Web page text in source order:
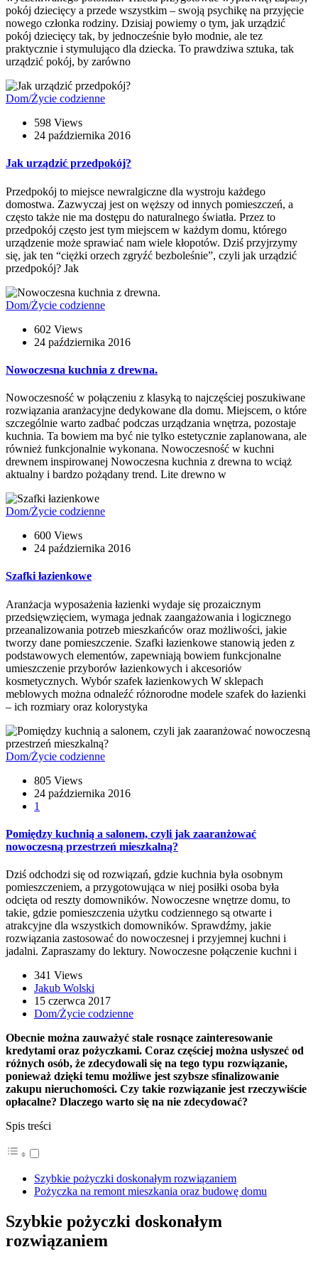
pokój dziecięcy a przede wszystkim – swoją psychikę na przyjęcie
nowego członka rodziny. Dzisiaj powiemy o tym, jak urządzić
pokój dziecięcy tak, by jednocześnie było modnie, ale tez
praktycznie i stymulująco dla dziecka. To prawdziwa sztuka, tak
urządzić pokój, by zarówno
Dom/Życie codzienne
598 Views
24 października 2016
Jak urządzić przedpokój?
Przedpokój to miejsce newralgiczne dla wystroju każdego
domostwa. Zazwyczaj jest on węższy od innych pomieszczeń, a
często także nie ma dostępu do naturalnego światła. Przez to
przedpokój często jest tym miejscem w każdym domu, którego
urządzenie może sprawiać nam wiele kłopotów. Dziś przyjrzymy
się, jak ten “ciężki orzech zgryźć bezboleśnie”, czyli jak urządzić
przedpokój? Jak
Dom/Życie codzienne
602 Views
24 października 2016
Nowoczesna kuchnia z drewna.
Nowoczesność w połączeniu z klasyką to najczęściej poszukiwane
rozwiązania aranżacyjne dedykowane dla domu. Miejscem, o które
szczególnie warto zadbać podczas urządzania wnętrza, pozostaje
kuchnia. Ta bowiem ma być nie tylko estetycznie zaplanowana, ale
również funkcjonalnie wykonana. Nowoczesność w kuchni
drewnem inspirowanej Nowoczesna kuchnia z drewna to wciąż
aktualny i bardzo pożądany trend. Lite drewno w
Dom/Życie codzienne
600 Views
24 października 2016
Szafki łazienkowe
Aranżacja wyposażenia łazienki wydaje się prozaicznym
przedsięwzięciem, wymaga jednak zaangażowania i logicznego
przeanalizowania potrzeb mieszkańców oraz możliwości, jakie
tworzy dane pomieszczenie. Szafki łazienkowe stanowią jeden z
podstawowych elementów, zapewniają bowiem funkcjonalne
umieszczenie przyborów łazienkowych i akcesoriów
kosmetycznych. Wybór szafek łazienkowych W sklepach
meblowych można odnaleźć różnorodne modele szafek do łazienki
– ich rozmiary oraz kolorystyka
Dom/Życie codzienne
805 Views
24 października 2016
1
Pomiędzy kuchnią a salonem, czyli jak zaaranżować
nowoczesną przestrzeń mieszkalną?
Dziś odchodzi się od rozwiązań, gdzie kuchnia była osobnym
pomieszczeniem, a przygotowująca w niej posiłki osoba była
odcięta od reszty domowników. Nowoczesne wnętrze domu, to
takie, gdzie pomieszczenia użytku codziennego są otwarte i
atrakcyjne dla wszystkich domowników. Sprawdźmy, jakie
rozwiązania zastosować do nowoczesnej i przyjemnej kuchni i
jadalni. Zapraszamy do lektury. Nowoczesne połączenie kuchni i
341 Views
Jakub Wolski
15 czerwca 2017
Dom/Życie codzienne
Obecnie można zauważyć stale rosnące zainteresowanie
kredytami oraz pożyczkami. Coraz częściej można usłyszeć od
różnych osób, że zdecydowali się na tego typu rozwiązanie,
ponieważ dzięki temu możliwe jest szybsze sfinalizowanie
zakupu nieruchomości. Czy takie rozwiązanie jest rzeczywiście
opłacalne? Dlaczego warto się na nie zdecydować?
Spis treści
Szybkie pożyczki doskonałym rozwiązaniem
Pożyczka na remont mieszkania oraz budowę domu
Szybkie pożyczki doskonałym
rozwiązaniem